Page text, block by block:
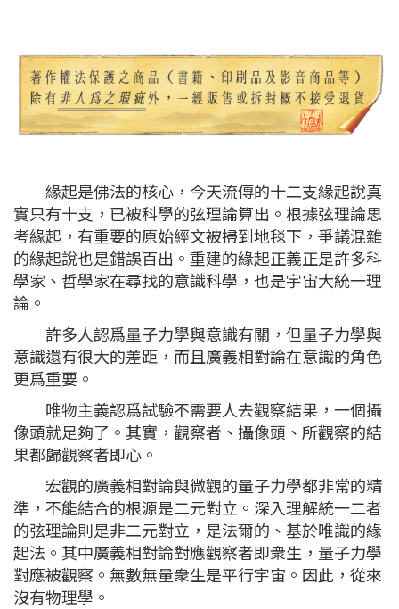
緣起是佛法的核心，今天流傳的十二支緣起說真
實只有十支，已被科學的弦理論算出。根據弦理論思
考緣起，有重要的原始經文被掃到地毯下，爭議混雜
的緣起說也是錯誤百出。重建的緣起正義正是許多科
學家、哲學家在尋找的意識科學，也是宇宙大統一理
論。
許多人認爲量子力學與意識有關，但量子力學與
意識還有很大的差距，而且廣義相對論在意識的角色
更爲重要。
唯物主義認爲試驗不需要人去觀察結果，一個攝
像頭就足夠了。其實，觀察者、攝像頭、所觀察的結
果都歸觀察者即心。
宏觀的廣義相對論與微觀的量子力學都非常的精
準，不能結合的根源是二元對立。深入理解統一二者
的弦理論則是非二元對立，是法爾的、基於唯識的緣
起法。其中廣義相對論對應觀察者即衆生，量子力學
對應被觀察。無數無量衆生是平行宇宙。因此，從來
沒有物理學。